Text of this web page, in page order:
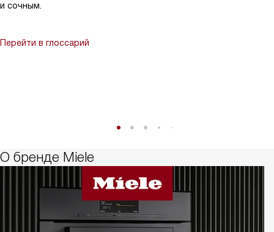
и сочным.
Перейти в глоссарий
О бренде Miele